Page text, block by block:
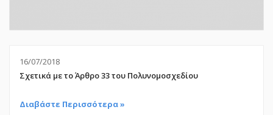
16/07/2018
Σχετικά με το Άρθρο 33 του Πολυνομοσχεδίου
Διαβάστε Περισσότερα »